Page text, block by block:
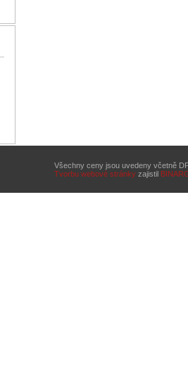
Všechny ceny jsou uvedeny včetně
Tvorbu webové stránkyzajistil